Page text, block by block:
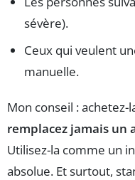
sévère).
Ceux qui veulent
manuelle.
Mon conseil :
remplacez jamais un
Utilisez-la comme un
absolue. Et surtout,